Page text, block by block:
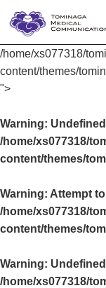
/home/xs077318/
content/themes/
">
Warning:
/home/xs077318/
content/themes/
Warning: Attempt
/home/xs077318/
content/themes/
Warning:
/home/xs077318/